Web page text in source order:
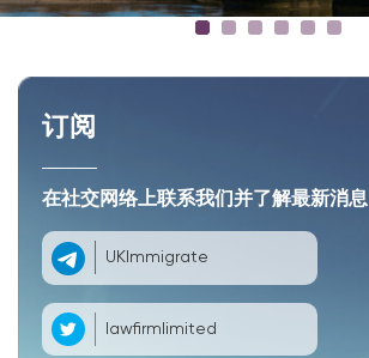
订阅
在社交网络上联系我们并了解最新消息
UKImmigrate
lawfirmlimited